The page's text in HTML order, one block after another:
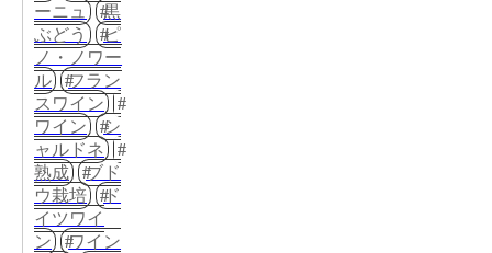
ーニュ
黒
ぶどう
ピ
ノ・ノワー
ル
フラン
スワイン
ワイン
シ
ャルドネ
熟成
ブド
ウ栽培
ド
イツワイ
ン
ワイン